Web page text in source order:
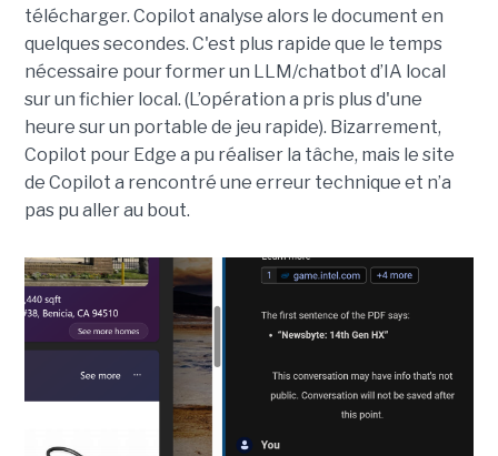
télécharger. Copilot analyse alors le document en
quelques secondes. C'est plus rapide que le temps
nécessaire pour former un LLM/chatbot d’IA local
sur un fichier local. (L’opération a pris plus d'une
heure sur un portable de jeu rapide). Bizarrement,
Copilot pour Edge a pu réaliser la tâche, mais le site
de Copilot a rencontré une erreur technique et n’a
pas pu aller au bout.